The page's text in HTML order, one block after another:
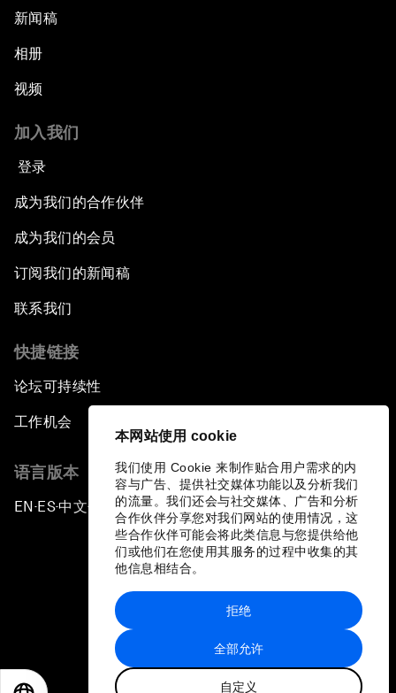
本网站使用 cookie
我们使用 Cookie 来制作贴合用户需求的内
容与广告、提供社交媒体功能以及分析我们
的流量。我们还会与社交媒体、广告和分析
合作伙伴分享您对我们网站的使用情况，这
些合作伙伴可能会将此类信息与您提供给他
们或他们在您使用其服务的过程中收集的其
他信息相结合。
全部允许
自定义
拒绝
新闻稿
相册
视频
加入我们
登录
成为我们的合作伙伴
成为我们的会员
订阅我们的新闻稿
联系我们
快捷链接
论坛可持续性
工作机会
语言版本
EN ▪ES▪中文▪ 日本語
站点地图